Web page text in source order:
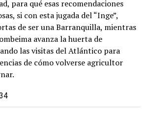
para qué esas recomendaciones
si con esta jugada del “Inge”,
de ser una Barranquilla, mientras
avanza la huerta de
las visitas del Atlántico para
de cómo volverse agricultor